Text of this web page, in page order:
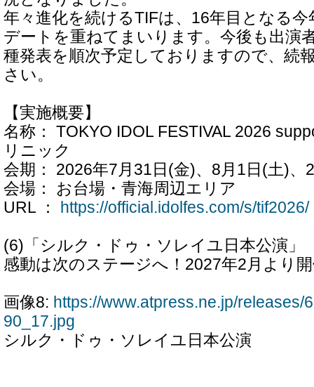
年々進化を続けるTIFは、16年目となる
デートを重ねてまいります。今後も出演
種発表を順次予定しておりますので、続
さい。
【実施概要】
名称： TOKYO IDOL FESTIVAL 2026
リニック
会期： 2026年7月31日(金)、8月1日(土)、
会場： お台場・青海周辺エリア
URL ：
https://official.idolfes.com/s/tif2026/
(6)「シルク・ドゥ・ソレイユ日本公演」
感動は次のステージへ！2027年2月より
画像8: https://www.atpress.ne.jp/releases/
90_17.jpg
シルク・ドゥ・ソレイユ日本公演